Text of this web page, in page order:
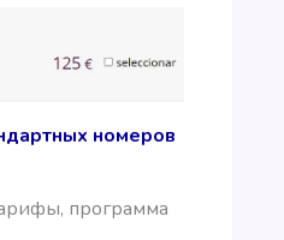
номеров
программа